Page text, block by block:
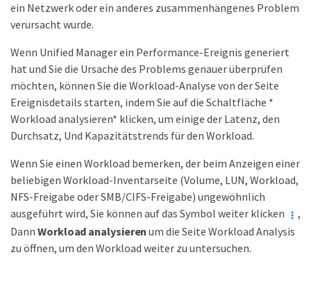
ein Netzwerk oder ein anderes zusammenhängenes Problem
verursacht wurde.
Wenn Unified Manager ein Performance-Ereignis generiert
hat und Sie die Ursache des Problems genauer überprüfen
möchten, können Sie die Workload-Analyse von der Seite
Ereignisdetails starten, indem Sie auf die Schaltfläche *
Workload analysieren* klicken, um einige der Latenz, den
Durchsatz, Und Kapazitätstrends für den Workload.
Wenn Sie einen Workload bemerken, der beim Anzeigen einer
beliebigen Workload-Inventarseite (Volume, LUN, Workload,
NFS-Freigabe oder SMB/CIFS-Freigabe) ungewöhnlich
ausgeführt wird, Sie können auf das Symbol weiter klicken
,
Dann Workload analysieren um die Seite Workload Analysis
zu öffnen, um den Workload weiter zu untersuchen.